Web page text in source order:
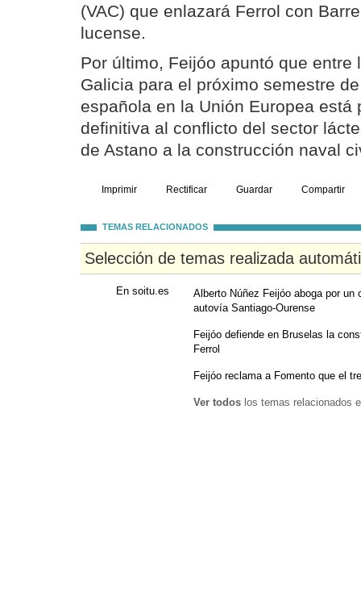
(VAC) que enlazará Ferrol con
lucense.
Por último, Feijóo apuntó que entre
Galicia para el próximo semestre
española en la Unión Europea está
definitiva al conflicto del sector
de Astano a la construcción naval
Imprimir Rectificar Guardar Compartir
TEMAS RELACIONADOS
Selección de temas realizada
En soitu.es
Alberto Núñez Feijóo aboga por un
autovía Santiago-Ourense
Feijóo defiende en Bruselas la
Ferrol
Feijóo reclama a Fomento que el
Ver todos los temas relacionados